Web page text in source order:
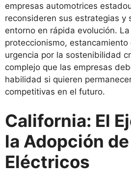
empresas automotrices
reconsideren sus estrategias y
entorno en rápida evolución.
proteccionismo,
urgencia por la sostenibilidad
complejo que las empresas
habilidad si quieren
competitivas en el futuro.
California: El
la Adopción
Eléctricos